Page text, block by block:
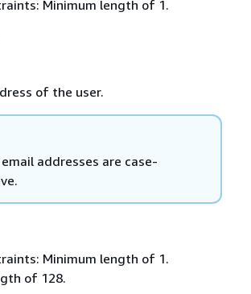
Minimum length of 1.
of the user.
addresses are case-
Minimum length of 1.
of 128.